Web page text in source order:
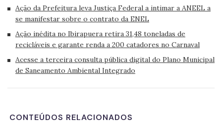
Ação da Prefeitura leva Justiça Federal a intimar a ANEEL a
se manifestar sobre o contrato da ENEL
Ação inédita no Ibirapuera retira 31,48 toneladas de
recicláveis e garante renda a 200 catadores no Carnaval
Acesse a terceira consulta pública digital do Plano Municipal
de Saneamento Ambiental Integrado
CONTEÚDOS RELACIONADOS